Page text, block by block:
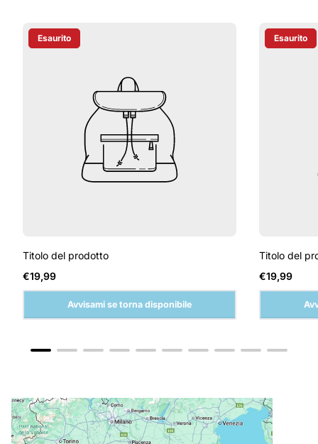
Etichetta Del Prodotto:
Esaurito
Titolo del prodotto
Prezzo
normale
€19,99
Avvisami se torna disponibile
Etichetta
Esaurito
Titolo del
Prezzo
normale
€19,99